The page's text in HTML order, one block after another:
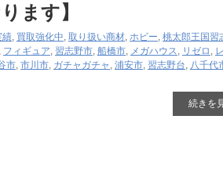
ます】
績, 買取強化中, 取り扱い商材, ホビー, 桃太郎王国習
, フィギュア, 習志野市, 船橋市, メガハウス, リゼロ ,
市, 市川市, ガチャガチャ , 浦安市, 習志野台, 八千代
続きを